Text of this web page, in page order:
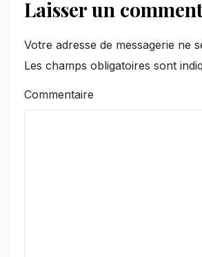
Laisser un
Votre adresse de messagerie ne
Les champs obligatoires sont
Commentaire